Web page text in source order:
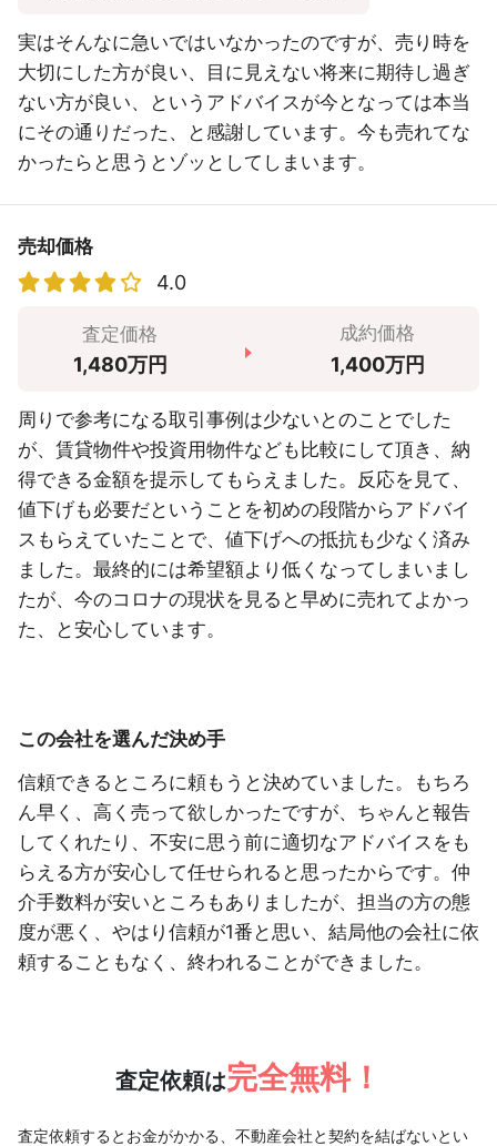
実はそんなに急いではいなかったのですが、売り時を
大切にした方が良い、目に見えない将来に期待し過ぎ
ない方が良い、というアドバイスが今となっては本当
にその通りだった、と感謝しています。今も売れてな
かったらと思うとゾッとしてしまいます。
売却価格
4.0
査定価格
1,480万円
成約価格
1,400万円
周りで参考になる取引事例は少ないとのことでした
が、賃貸物件や投資用物件なども比較にして頂き、納
得できる金額を提示してもらえました。反応を見て、
値下げも必要だということを初めの段階からアドバイ
スもらえていたことで、値下げへの抵抗も少なく済み
ました。最終的には希望額より低くなってしまいまし
たが、今のコロナの現状を見ると早めに売れてよかっ
た、と安心しています。
この会社を選んだ決め手
信頼できるところに頼もうと決めていました。もちろ
ん早く、高く売って欲しかったですが、ちゃんと報告
してくれたり、不安に思う前に適切なアドバイスをも
らえる方が安心して任せられると思ったからです。仲
介手数料が安いところもありましたが、担当の方の態
度が悪く、やはり信頼が1番と思い、結局他の会社に依
頼することもなく、終われることができました。
査定依頼は完全無料！
査定依頼するとお金がかかる、不動産会社と契約を結ばないとい